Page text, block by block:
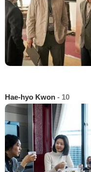
Hae-hyo Kwon - 10